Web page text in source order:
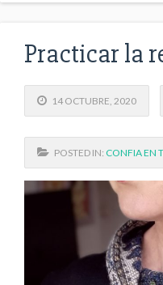
Practicar la
14 OCTUBRE, 2020
POSTED IN: CONFIA EN